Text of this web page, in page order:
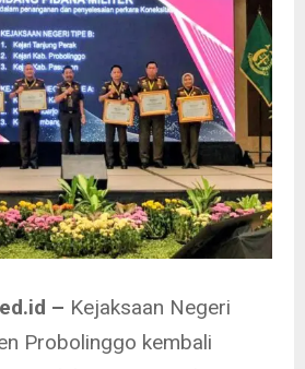
– Kejaksaan Negeri
Probolinggo kembali